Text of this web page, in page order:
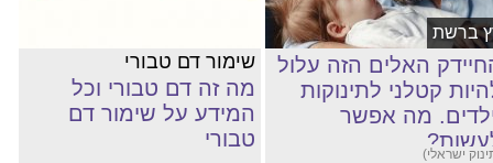
ברשת
האלים הזה עלול
קטלני לתינוקות
מה אפשר
ישראלי)
שימור דם טבורי
מה זה דם טבורי וכל
המידע על שימור דם
טבורי